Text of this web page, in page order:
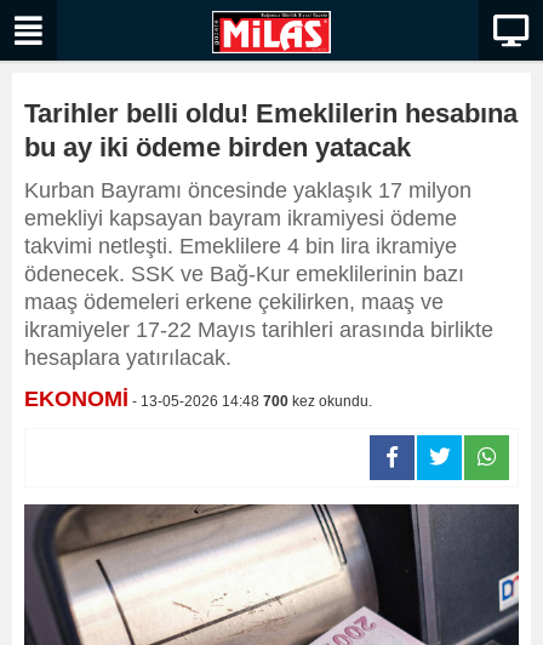
Tarihler belli oldu! Emeklilerin hesabına
bu ay iki ödeme birden yatacak
Kurban Bayramı öncesinde yaklaşık 17 milyon
emekliyi kapsayan bayram ikramiyesi ödeme
takvimi netleşti. Emeklilere 4 bin lira ikramiye
ödenecek. SSK ve Bağ-Kur emeklilerinin bazı
maaş ödemeleri erkene çekilirken, maaş ve
ikramiyeler 17-22 Mayıs tarihleri arasında birlikte
hesaplara yatırılacak.
EKONOMİ - 13-05-2026 14:48 700 kez okundu.